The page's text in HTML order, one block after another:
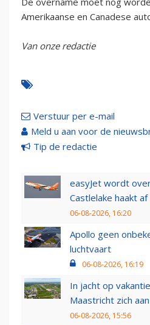
Amerikaanse en Canadese
Van onze redactie
Verstuur per e-mail
Meld u aan voor de
Tip de redactie
easyJet wordt
Castlelake haakt af
06-08-2026, 16:20
Apollo geen
luchtvaart
06-08-2026, 16:19
In jacht op
Maastricht zich
06-08-2026, 15:56